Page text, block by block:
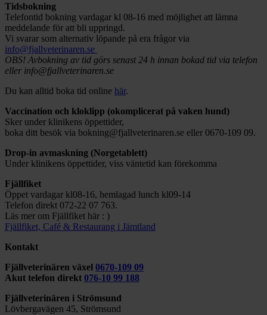
Tidsbokning
Telefontid bokning vardagar kl 08-16 med möjlighet att lämna
meddelande för att bli uppringd.
Vi svarar som alternativ löpande på era frågor via
info@fjallveterinaren.se
OBS! Avbokning av tid görs senast 24 h innan bokad tid via telefon
eller info@fjallveterinaren.se
Du kan alltid boka tid online här.
Vaccination och kloklipp (okomplicerat på vaken hund)
Sker under klinikens öppettider,
boka ditt besök via bokning@fjallveterinaren.se eller 0670-109 09.
Drop-in avmaskning (Norgetablett)
Under klinikens öppettider, viss väntetid kan förekomma
Fjällfiket
Öppet vardagar kl08-16, hemlagad lunch kl09-14
Telefon direkt 072-22 07 763.
Läs mer om Fjällfiket här : )
Fjällfiket, Café & Restaurang i Jämtland
Kontakt
Fjällveterinären växel 0670-109 09
Akut telefon direkt 076-10 99 188
Fjällveterinären i Strömsund
Lövbergavägen 45, Strömsund